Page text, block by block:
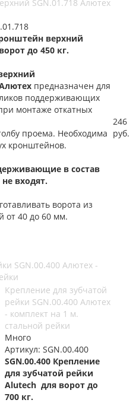
SGN.01.718 Алютех
верхний
до 450 кг.
предназначен для
поддерживающих
монтаже откатных
проема. Необходима
кронштейнов.
в состав
входят.
ворота из
от 40 до 60 мм.
246
руб.
SGN.00.400 Алютех -
Крепление для зубчатой
рейки SGN.00.400 Алютех
- комплект на 1 м.
стальной рейки
Много
Артикул: SGN.00.400
SGN.00.400 Крепление
для зубчатой рейки
Alutech для ворот до
700 кг.